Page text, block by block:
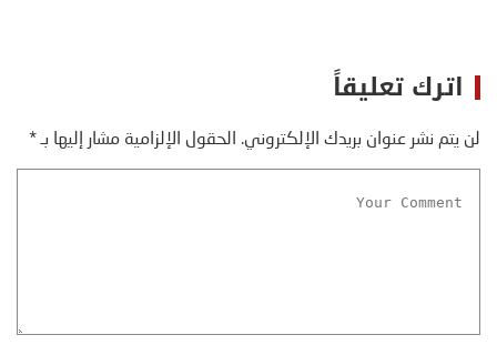
اترك تعليقاً
لن يتم نشر عنوان بريدك الإلكتروني. الحقول الإلزامية مشار إليها بـ*